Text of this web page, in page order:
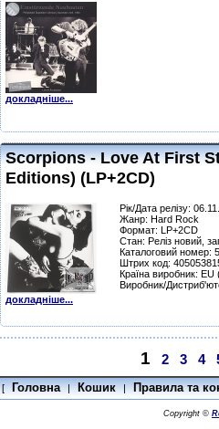
докладніше...
Scorpions - Love At First
Editions) (LP+2CD)
докладніше...
Рік/Дата релізу:
Жанр: Hard Rock
Формат: LP+2CD
Стан: Реліз новий,
Каталоговий номер:
Штрих код:
Країна виробник:
Виробник/
1 2 3 4
[ Головна | Кошик | Правила та
Copyright ©